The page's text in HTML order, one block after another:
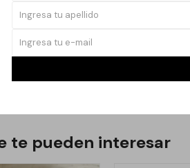
personales y de higiene.
te pueden interesar